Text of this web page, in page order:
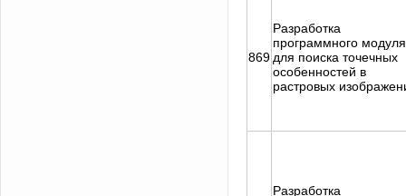
869
Разработка
программного модуля
для поиска точечных
особенностей в
растровых
Разработка